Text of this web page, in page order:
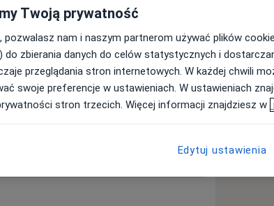
Twoją prywatność
pozwalasz nam i naszym partnerom używać plików
do zbierania danych do celów statystycznych i
przeglądania stron internetowych. W każdej chwili
swoje preferencje w ustawieniach. W ustawieniach
stron trzecich. Więcej informacji znajdziesz w
Edytuj ustawienia